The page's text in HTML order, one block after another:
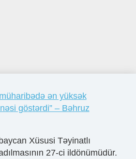
ən yüksək
göstərdi” – Bəhruz
Xüsusi Təyinatlı
27-ci ildönümüdür.